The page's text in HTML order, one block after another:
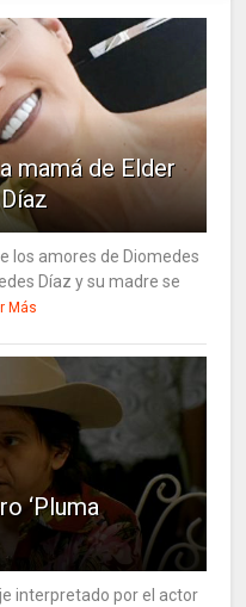
mamá de Elder
los amores de Diomedes
Díaz y su madre se
Más
‘Pluma
interpretado por el actor